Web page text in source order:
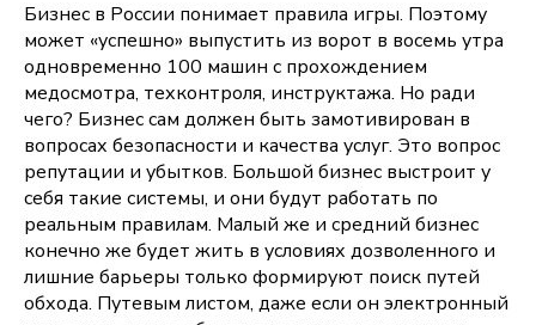
Бизнес в России понимает правила игры. Поэтому
может «успешно» выпустить из ворот в восемь утра
одновременно 100 машин с прохождением
медосмотра, техконтроля, инструктажа. Но ради
чего? Бизнес сам должен быть замотивирован в
вопросах безопасности и качества услуг. Это вопрос
репутации и убытков. Большой бизнес выстроит у
себя такие системы, и они будут работать по
реальным правилам. Малый же и средний бизнес
конечно же будет жить в условиях дозволенного и
лишние барьеры только формируют поиск путей
обхода. Путевым листом, даже если он электронный